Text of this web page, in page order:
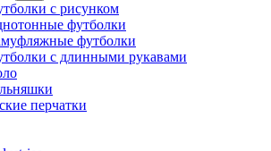
с рисунком
футболки
футболки
с длинными рукавами
перчатки